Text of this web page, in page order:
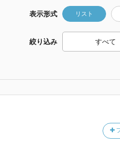
表示形式 リスト
絞り込み